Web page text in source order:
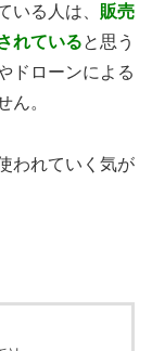
いる人は、 販売
れていると思う
ドローンによる
ん。
われていく気が